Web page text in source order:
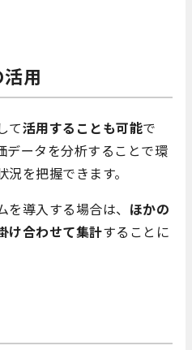
用
て活用することも可能で
データを分析することで環
を把握できます。
導入する場合は、 ほかの
け合わせて集計することに